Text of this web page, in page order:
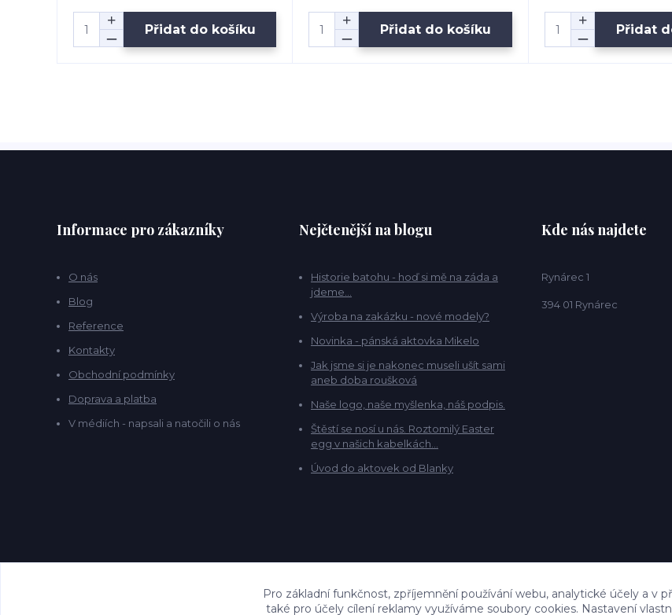
Přidat do košíku Přidat do košíku Přidat
Informace pro zákazníky
O nás
Blog
Reference
Kontakty
Obchodní podmínky
Doprava a platba
V médiích - napsali a natočili o nás
Nejčtenější na blogu
Historie batohu - hoď si mě na záda a
jdeme...
Výroba na zakázku - nové modely?
Novinka - pánská aktovka Mikelo
Jak jsme si je nakonec museli ušít sami
aneb doba roušková
Naše logo, naše myšlenka, náš podpis.
Štěstí se nosí u nás. Roztomilý Easter
egg v našich kabelkách...
Úvod do aktovek od Blanky
Kde nás najdete
Rynárec 1
394 01 Rynárec
Pro základní funkčnost, zpříjemnění používání webu, analytické účely a v
také pro účely cílení reklamy využíváme soubory cookies. Nastavení